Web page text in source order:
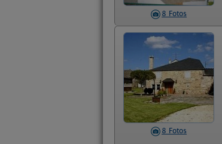
8 Fotos
8 Fotos